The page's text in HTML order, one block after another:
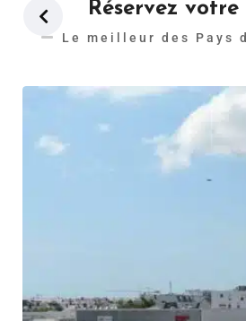
Réservez
Le meilleur des Pays